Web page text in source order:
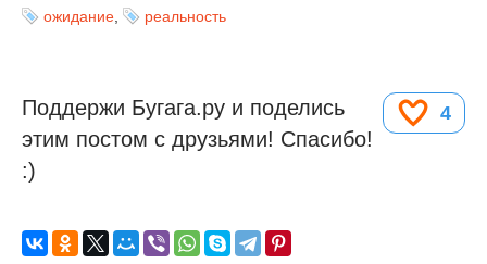
ожидание, реальность
4
Поддержи Бугага.ру и поделись
этим постом с друзьями! Спасибо!
:)